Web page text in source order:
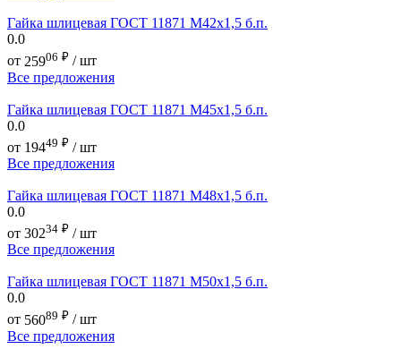
Гайка шлицевая ГОСТ 11871 М42х1,5 б.п.
0.0
от 25906 ₽ / шт
Все предложения
Гайка шлицевая ГОСТ 11871 М45х1,5 б.п.
0.0
от 19449 ₽ / шт
Все предложения
Гайка шлицевая ГОСТ 11871 М48х1,5 б.п.
0.0
от 30234 ₽ / шт
Все предложения
Гайка шлицевая ГОСТ 11871 М50х1,5 б.п.
0.0
от 56089 ₽ / шт
Все предложения